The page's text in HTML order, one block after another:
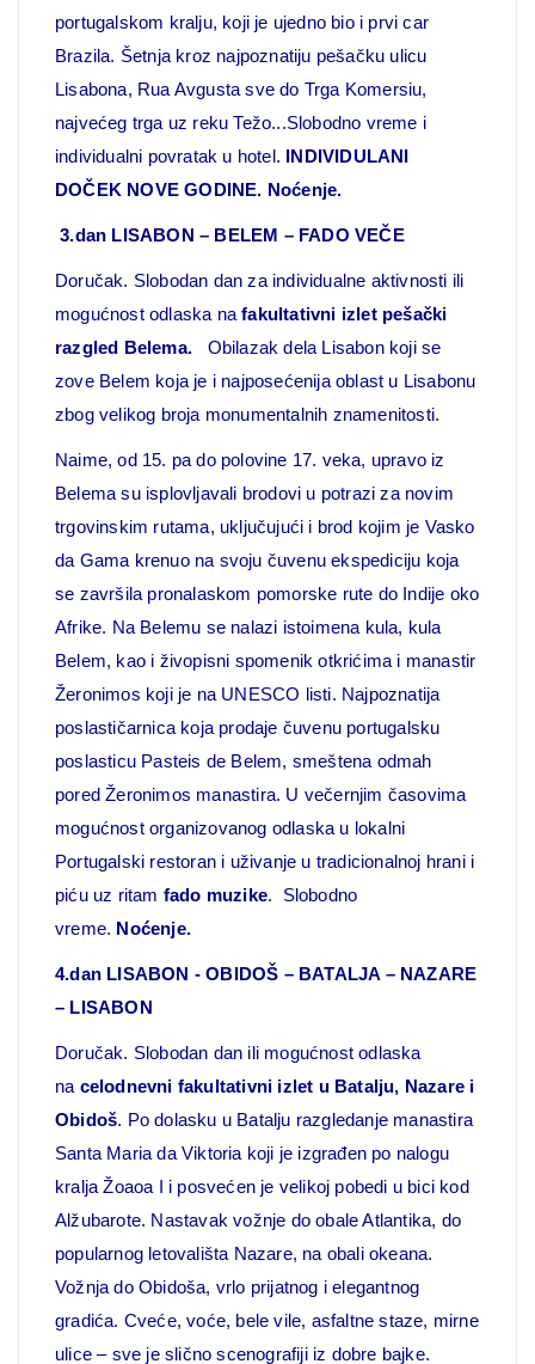
portugalskom kralju, koji je ujedno bio i prvi car
Brazila. Šetnja kroz najpoznatiju pešačku ulicu
Lisabona, Rua Avgusta sve do Trga Komersiu,
najvećeg trga uz reku Težo...Slobodno vreme i
individualni povratak u hotel. INDIVIDULANI
DOČEK NOVE GODINE. Noćenje.
3.dan LISABON – BELEM – FADO VEČE
Doručak. Slobodan dan za individualne aktivnosti ili
mogućnost odlaska nafakultativni izlet pešački
razgled Belema.
Obilazak dela Lisabon koji se
zove Belem koja je i najposećenija oblast u Lisabonu
zbog velikog broja monumentalnih znamenitosti.
Naime, od 15. pa do polovine 17. veka, upravo iz
Belema su isplovljavali brodovi u potrazi za novim
trgovinskim rutama, uključujući i brod kojim je Vasko
da Gama krenuo na svoju čuvenu ekspediciju koja
se završila pronalaskom pomorske rute do Indije oko
Afrike. Na Belemu se nalazi istoimena kula, kula
Belem, kao i živopisni spomenik otkrićima i manastir
Žeronimos koji je na UNESCO listi. Najpoznatija
poslastičarnica koja prodaje čuvenu portugalsku
poslasticu Pasteis de Belem, smeštena odmah
pored Žeronimos manastira. U večernjim časovima
mogućnost organizovanog odlaska u lokalni
Portugalski restoran i uživanje u tradicionalnoj hrani i
piću uz ritam fado muzike. Slobodno
vreme. Noćenje.
4.dan LISABON - OBIDOŠ – BATALJA – NAZARE
– LISABON
Doručak. Slobodan dan ili mogućnost odlaska
na celodnevni fakultativni izlet u Batalju, Nazare i
Obidoš. Po dolasku u Batalju razgledanje manastira
Santa Maria da Viktoria koji je izgrađen po nalogu
kralja Žoaoa I i posvećen je velikoj pobedi u bici kod
Alžubarote. Nastavak vožnje do obale Atlantika, do
popularnog letovališta Nazare, na obali okeana.
Vožnja do Obidoša, vrlo prijatnog i elegantnog
gradića. Cveće, voće, bele vile, asfaltne staze, mirne
ulice – sve je slično scenografiji iz dobre bajke.